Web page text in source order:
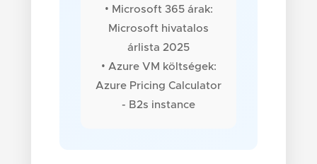
• Microsoft 365 árak:
Microsoft hivatalos
árlista 2025
• Azure VM költségek:
Azure Pricing Calculator
- B2s instance